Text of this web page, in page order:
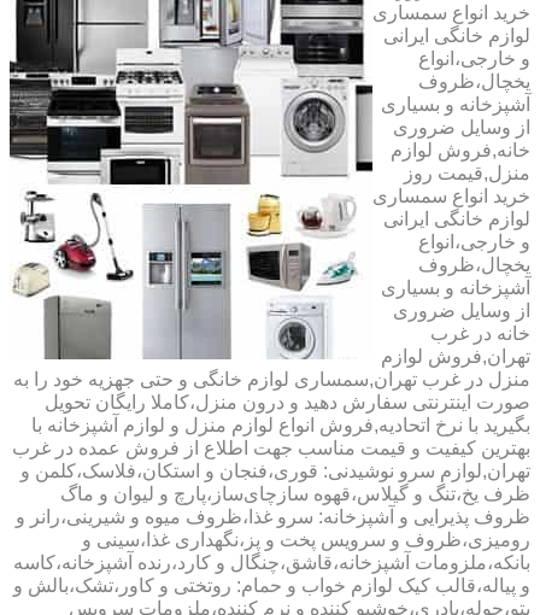
خرید انواع سمساری
لوازم خانگی ایرانی
و خارجی،انواع
یخچال،ظروف
آشپزخانه و بسیاری
از وسایل ضروری
خانه,فروش لوازم
منزل,قیمت روز
خرید انواع سمساری
لوازم خانگی ایرانی
و خارجی،انواع
یخچال،ظروف
آشپزخانه و بسیاری
از وسایل ضروری
خانه در غرب
تهران,فروش لوازم
منزل در غرب تهران,سمساری لوازم خانگی و حتی جهزیه خود را به
صورت اینترنتی سفارش دهید و درون منزل،کاملا رایگان تحویل
بگیرید با نرخ اتحادیه,فروش انواع لوازم منزل و لوازم آشپزخانه با
بهترین کیفیت و قیمت مناسب جهت اطلاع از فروش عمده در غرب
تهران,لوازم سرو نوشیدنی: قوری،فنجان و استکان،فلاسک،کلمن و
ظرف یخ،تنگ و گیلاس،قهوه سازچای‌ساز،پارچ و لیوان و ماگ
ظروف پذیرایی و آشپزخانه: سرو غذا،ظروف میوه و شیرینی،رانر و
رومیزی،ظروف و سرویس پخت و پز،نگهداری غذا،سینی و
بانکه،ملزومات آشپزخانه،قاشق،چنگال و کارد،رنده آشپزخانه،کاسه
و پیاله،قالب کیک لوازم خواب و حمام: روتختی و کاور،تشک،بالش و
پتو،حوله،پادری،خوشبو کننده و نرم کننده،ملزومات سرویس